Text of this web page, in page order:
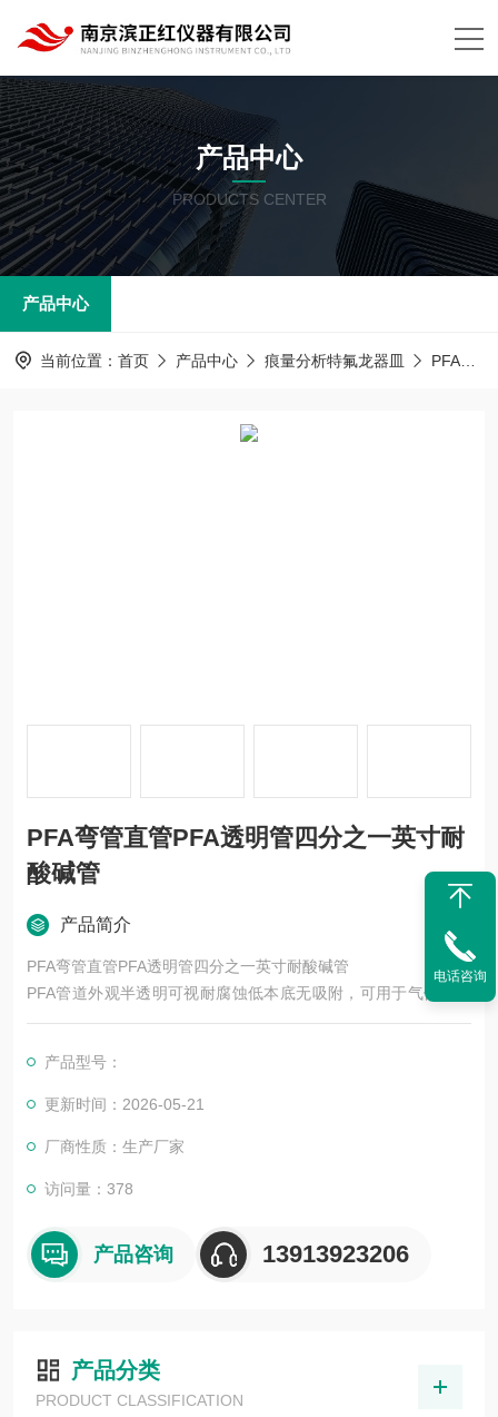
产品中心
PRODUCTS CENTER
产品中心
当前位置： 首页 产品中心 痕量分析特氟龙器皿 PFA器皿
PFA弯管直管PFA透明管四分之一英寸耐
酸碱管
产品简介
PFA弯管直管PFA透明管四分之一英寸耐酸碱管
PFA管道外观半透明可视耐腐蚀低本底无吸附，可用于气体液体
的运输使用，在各行业中广泛使用。
产品型号：
更新时间：2026-05-21
厂商性质：生产厂家
访问量：378
产品咨询 13913923206
产品分类
PRODUCT CLASSIFICATION
电话咨询